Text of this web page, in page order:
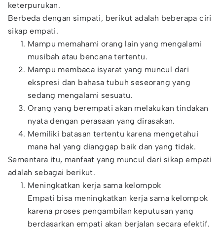
keterpurukan.
Berbeda dengan simpati, berikut adalah beberapa ciri
sikap empati.
Mampu memahami orang lain yang mengalami
musibah atau bencana tertentu.
Mampu membaca isyarat yang muncul dari
ekspresi dan bahasa tubuh seseorang yang
sedang mengalami sesuatu.
Orang yang berempati akan melakukan tindakan
nyata dengan perasaan yang dirasakan.
Memiliki batasan tertentu karena mengetahui
mana hal yang dianggap baik dan yang tidak.
Sementara itu, manfaat yang muncul dari sikap empati
adalah sebagai berikut.
Meningkatkan kerja sama kelompok
Empati bisa meningkatkan kerja sama kelompok
karena proses pengambilan keputusan yang
berdasarkan empati akan berjalan secara efektif.